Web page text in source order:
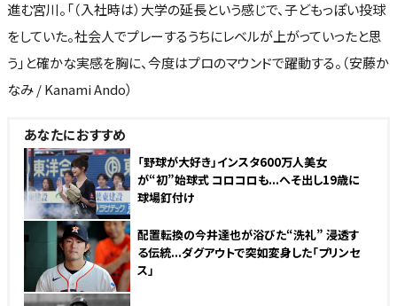
進む宮川。「（入社時は）大学の延長という感じで、子どもっぽい投球
をしていた。社会人でプレーするうちにレベルが上がっていったと思
う」と確かな実感を胸に、今度はプロのマウンドで躍動する。（安藤か
なみ / Kanami Ando）
あなたにおすすめ
「野球が大好き」インスタ600万人美女
が“初”始球式 コロコロも...へそ出し19歳に
球場釘付け
配置転換の今井達也が浴びた“洗礼” 浸透す
る伝統...ダグアウトで突如変身した「プリンセ
ス」